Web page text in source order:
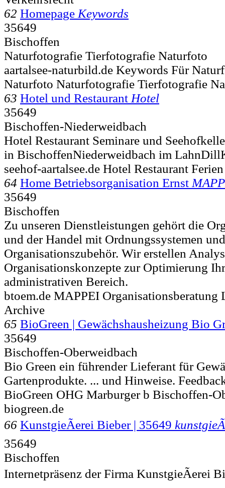
62 Homepage Keywords
35649
Bischoffen
Naturfotografie Tierfotografie Naturfoto
aartalsee-naturbild.de Keywords Für
Naturfoto Naturfotografie Tierfotografie
63 Hotel und Restaurant Hotel
35649
Bischoffen-Niederweidbach
Hotel Restaurant Seminare und
in BischoffenNiederweidbach im
seehof-aartalsee.de Hotel Restaurant
64 Home Betriebsorganisation Ernst
35649
Bischoffen
Zu unseren Dienstleistungen gehört die
und der Handel mit Ordnungssystemen und
Organisationszubehör. Wir erstellen
Organisationskonzepte zur Optimierung
administrativen Bereich.
btoem.de MAPPEI Organisationsberatung
Archive
65 BioGreen | Gewächshausheizung Bio
35649
Bischoffen-Oberweidbach
Bio Green ein führender Lieferant für
Gartenprodukte. ... und Hinweise.
BioGreen OHG Marburger b Bischoffen-
biogreen.de
66 KunstgieÃerei Bieber | 35649
35649
Bischoffen
Internetpräsenz der Firma KunstgieÃerei